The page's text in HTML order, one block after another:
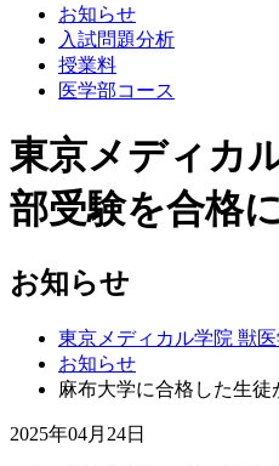
お知らせ
入試問題分析
授業料
医学部コース
東京メディカ
部受験を合格
お知らせ
東京メディカル学院 獣
お知らせ
麻布大学に合格した生
2025年04月24日